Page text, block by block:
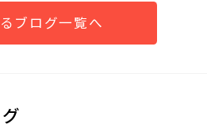
ブログ一覧へ